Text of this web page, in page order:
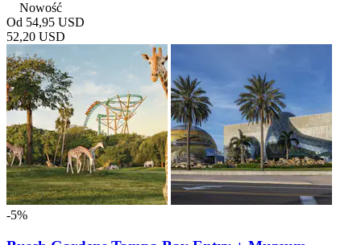
Nowość
Od 54,95 USD
52,20 USD
-5%